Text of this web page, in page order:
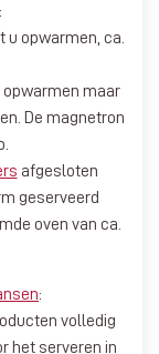
:
opwarmen, ca.
opwarmen maar
De magnetron
afgesloten
geserveerd
oven van ca.
:
volledig
het serveren in